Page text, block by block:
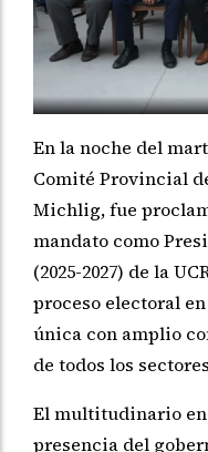
En la noche del
Comité Provincial
Michlig, fue
mandato como
(2025-2027) de la
proceso electoral
única con amplio
de todos los
El multitudinario
presencia del